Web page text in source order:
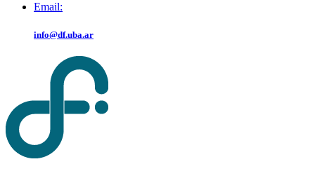
Email:
info@df.uba.ar